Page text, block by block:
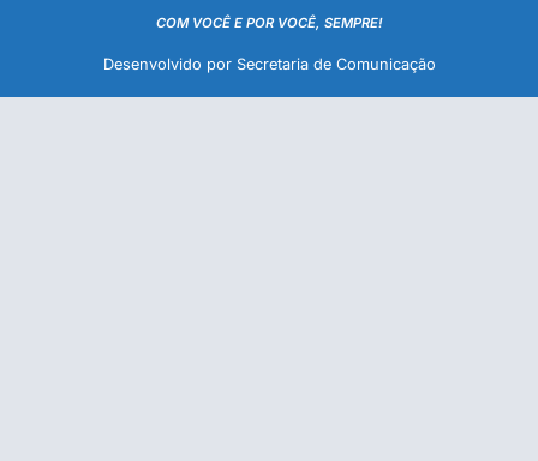
COM VOCÊ E POR VOCÊ, SEMPRE!
Desenvolvido por Secretaria de Comunicação